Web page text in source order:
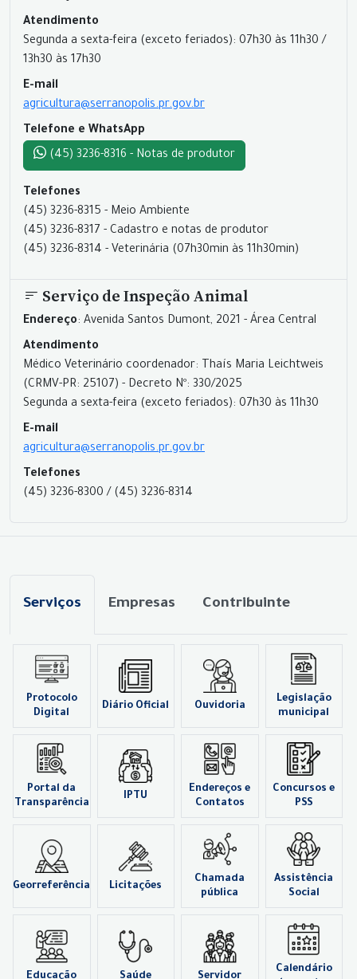
Atendimento
Segunda a sexta-feira (exceto feriados): 07h30 às 11h30 /
13h30 às 17h30
E-mail
agricultura@serranopolis.pr.gov.br
Telefone e WhatsApp
(45) 3236-8316 - Notas de produtor
Telefones
(45) 3236-8315 - Meio Ambiente
(45) 3236-8317 - Cadastro e notas de produtor
(45) 3236-8314 - Veterinária (07h30min às 11h30min)
Serviço de Inspeção Animal
Endereço: Avenida Santos Dumont, 2021 - Área Central
Atendimento
Médico Veterinário coordenador: Thaís Maria Leichtweis
(CRMV-PR: 25107) - Decreto Nº: 330/2025
Segunda a sexta-feira (exceto feriados): 07h30 às 11h30
E-mail
agricultura@serranopolis.pr.gov.br
Telefones
(45) 3236-8300 / (45) 3236-8314
Serviços Empresas Contribuinte
Protocolo
Digital
Diário Oficial Ouvidoria
Legislação
municipal
Portal da
Transparência
IPTU
Endereços e
Contatos
Concursos e
PSS
Georreferência Licitações
Chamada
pública
Assistência
Social
Educação Saúde Servidor
Calendário